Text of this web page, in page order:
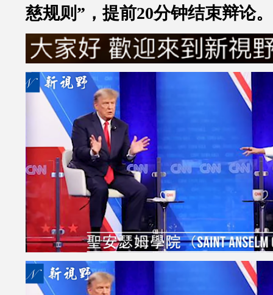
慈规则 ” ，提前20分钟结束辩论。